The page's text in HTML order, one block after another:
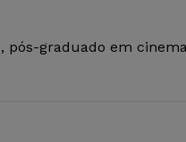
pós-graduado em